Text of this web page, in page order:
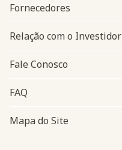
Fornecedores
Relação com o Investidor
Fale Conosco
FAQ
Mapa do Site